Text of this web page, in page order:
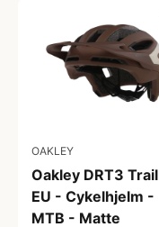
OAKLEY
Oakley DRT3 Trail
EU - Cykelhjelm -
MTB - Matte